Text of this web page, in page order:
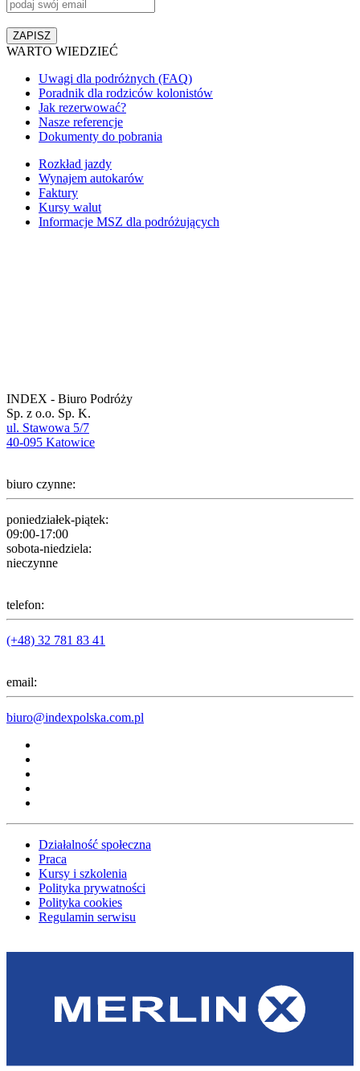
WARTO WIEDZIEĆ
Uwagi dla podróżnych (FAQ)
Poradnik dla rodziców kolonistów
Jak rezerwować?
Nasze referencje
Dokumenty do pobrania
Rozkład jazdy
Wynajem autokarów
Faktury
Kursy walut
Informacje MSZ dla podróżujących
INDEX - Biuro Podróży
Sp. z o.o. Sp. K.
ul. Stawowa 5/7
40-095 Katowice
biuro czynne:
poniedziałek-piątek:
09:00-17:00
sobota-niedziela:
nieczynne
telefon:
(+48) 32 781 83 41
email:
biuro@indexpolska.com.pl
Działalność społeczna
Praca
Kursy i szkolenia
Polityka prywatności
Polityka cookies
Regulamin serwisu